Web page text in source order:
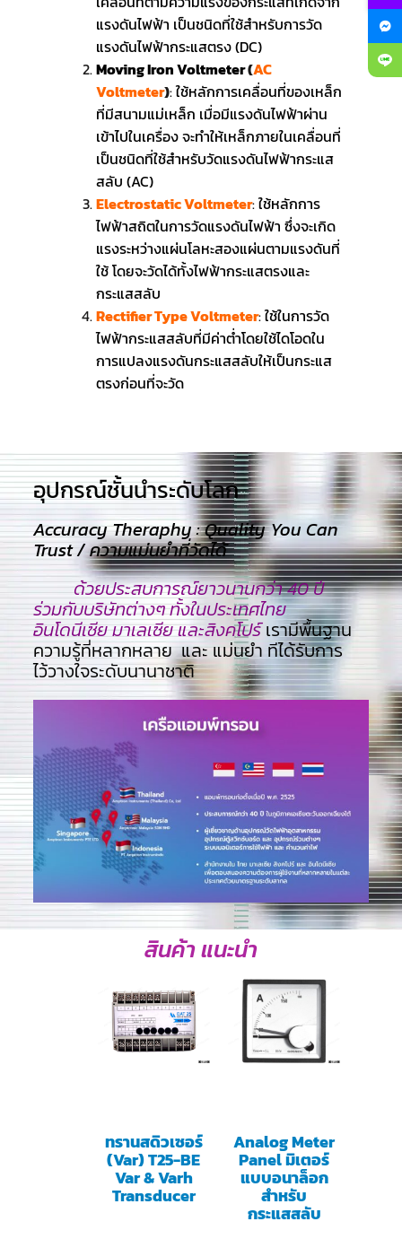
แรงดันไฟฟ้า เป็นชนิดที่ใช้สำหรับการวัด
แรงดันไฟฟ้ากระแสตรง (DC)
Moving Iron Voltmeter(AC
Voltmeter):ใช้หลักการเคลื่อนที่ของเหล็ก
ที่มีสนามแม่เหล็ก เมื่อมีแรงดันไฟฟ้าผ่าน
เข้าไปในเครื่อง จะทำให้เหล็กภายในเคลื่อนที่
เป็นชนิดที่ใช้สำหรับวัดแรงดันไฟฟ้ากระแส
สลับ (AC)
Electrostatic Voltmeter:ใช้หลักการ
ไฟฟ้าสถิตในการวัดแรงดันไฟฟ้า ซึ่งจะเกิด
แรงระหว่างแผ่นโลหะสองแผ่นตามแรงดันที่
ใช้ โดยจะวัดได้ทั้งไฟฟ้ากระแสตรงและ
กระแสสลับ
Rectifier Type Voltmeter:ใช้ในการวัด
ไฟฟ้ากระแสสลับที่มีค่าต่ำโดยใช้ไดโอดใน
การแปลงแรงดันกระแสสลับให้เป็นกระแส
ตรงก่อนที่จะวัด
อุปกรณ์ชั้นนำระดับโลก​
Accuracy Theraphy : Quality You Can
Trust / ความแม่นยำที่วัดได้
ด้วยประสบการณ์ยาวนานกว่า 40 ปี
ร่วมกับบริษัทต่างๆ ทั้งในประเทศไทย
อินโดนีเซีย มาเลเซีย และสิงคโปร์เรามีพื้นฐาน
ความรู้ที่หลากหลาย และ แม่นยำ ทีไ่ด้รับการ
ไว้วางใจระดับนานาชาติ
สินค้า แนะนำ
ทรานสดิวเซอร์
(Var) T25-BE
Var & Varh
Transducer
Analog Meter
Panel มิเตอร์
แบบอนาล็อก
สำหรับ
กระแสสลับ